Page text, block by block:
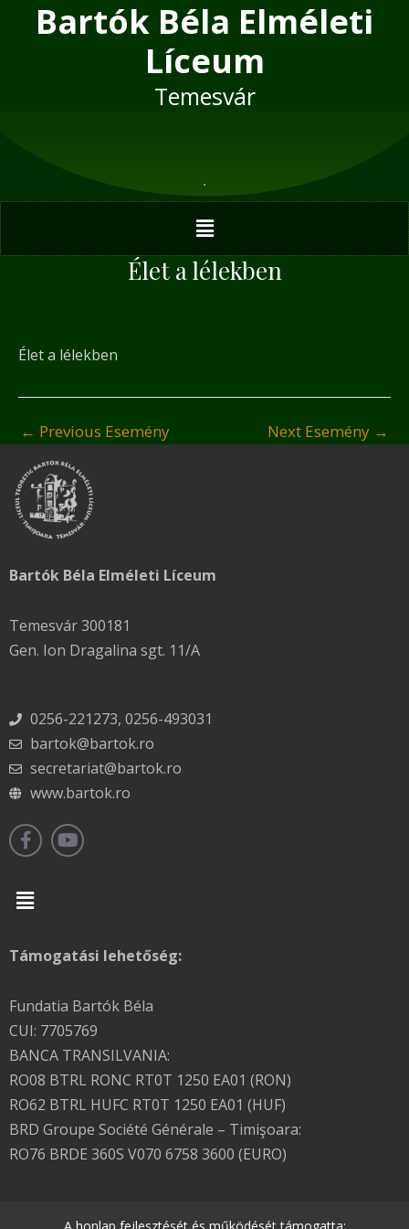
Bartók Béla Elméleti
Líceum
Temesvár
Menu
Élet a lélekben
Élet a lélekben
Post
navigation
← Previous Esemény Next Esemény →
Bartók Béla Elméleti Líceum
Temesvár 300181
Gen. Ion Dragalina sgt. 11/A
0256-221273, 0256-493031
bartok@bartok.ro
secretariat@bartok.ro
www.bartok.ro
Menu
Támogatási lehetőség:
Fundatia Bartók Béla
CUI: 7705769
BANCA TRANSILVANIA:
RO08 BTRL RONC RT0T 1250 EA01 (RON)
RO62 BTRL HUFC RT0T 1250 EA01 (HUF)
BRD Groupe Société Générale – Timişoara:
RO76 BRDE 360S V070 6758 3600 (EURO)
A honlap fejlesztését és működését támogatta: